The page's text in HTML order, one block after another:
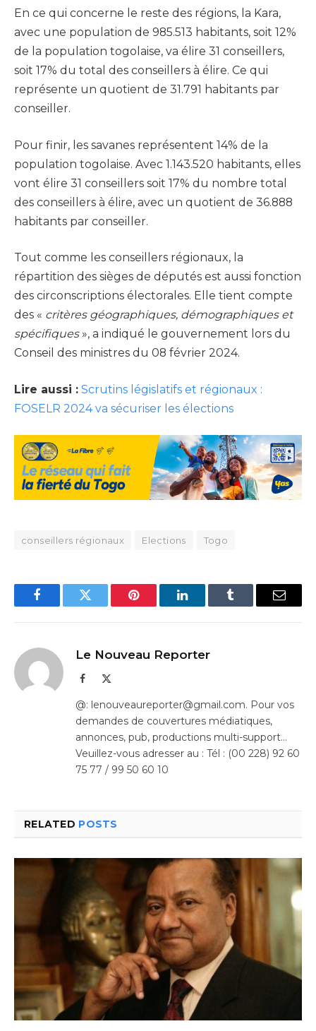
En ce qui concerne le reste des régions, la Kara,
avec une population de 985.513 habitants, soit 12%
de la population togolaise, va élire 31 conseillers,
soit 17% du total des conseillers à élire. Ce qui
représente un quotient de 31.791 habitants par
conseiller.
Pour finir, les savanes représentent 14% de la
population togolaise. Avec 1.143.520 habitants, elles
vont élire 31 conseillers soit 17% du nombre total
des conseillers à élire, avec un quotient de 36.888
habitants par conseiller.
Tout comme les conseillers régionaux, la
répartition des sièges de députés est aussi fonction
des circonscriptions électorales. Elle tient compte
des « critères géographiques, démographiques et
spécifiques», a indiqué le gouvernement lors du
Conseil des ministres du 08 février 2024.
Lire aussi : Scrutins législatifs et régionaux :
FOSELR 2024 va sécuriser les élections
conseillers régionaux Elections Togo
FacebookTwitter Pinterest LinkedInTumblr Email
Le Nouveau Reporter
Facebook
@: lenouveaureporter@gmail.com. Pour vos
demandes de couvertures médiatiques,
annonces, pub, productions multi-support…
Veuillez-vous adresser au : Tél : (00 228) 92 60
75 77 / 99 50 60 10
RELATED POSTS